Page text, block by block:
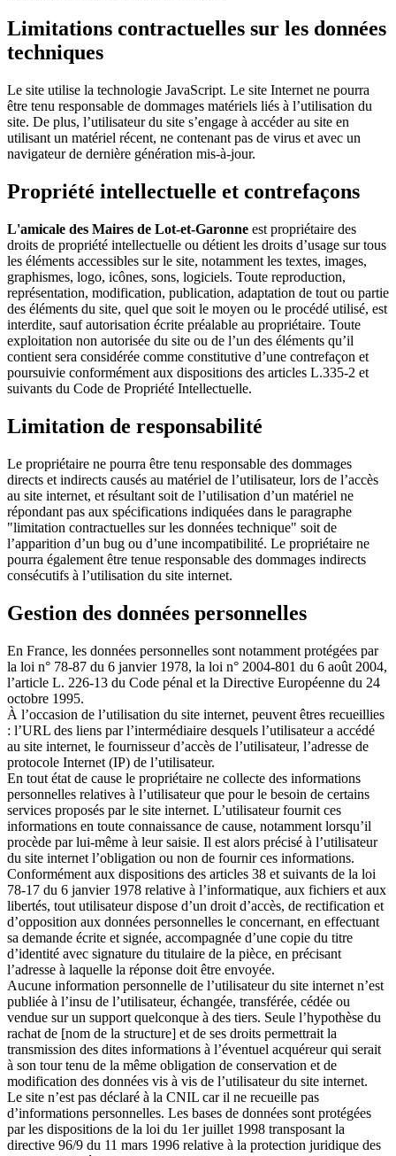
Limitations contractuelles sur les données
techniques
Le site utilise la technologie JavaScript. Le site Internet ne pourra
être tenu responsable de dommages matériels liés à l’utilisation du
site. De plus, l’utilisateur du site s’engage à accéder au site en
utilisant un matériel récent, ne contenant pas de virus et avec un
navigateur de dernière génération mis-à-jour.
Propriété intellectuelle et contrefaçons
L'amicale des Maires de Lot-et-Garonne est propriétaire des
droits de propriété intellectuelle ou détient les droits d’usage sur tous
les éléments accessibles sur le site, notamment les textes, images,
graphismes, logo, icônes, sons, logiciels. Toute reproduction,
représentation, modification, publication, adaptation de tout ou partie
des éléments du site, quel que soit le moyen ou le procédé utilisé, est
interdite, sauf autorisation écrite préalable au propriétaire. Toute
exploitation non autorisée du site ou de l’un des éléments qu’il
contient sera considérée comme constitutive d’une contrefaçon et
poursuivie conformément aux dispositions des articles L.335-2 et
suivants du Code de Propriété Intellectuelle.
Limitation de responsabilité
Le propriétaire ne pourra être tenu responsable des dommages
directs et indirects causés au matériel de l’utilisateur, lors de l’accès
au site internet, et résultant soit de l’utilisation d’un matériel ne
répondant pas aux spécifications indiquées dans le paragraphe
"limitation contractuelles sur les données technique" soit de
l’apparition d’un bug ou d’une incompatibilité. Le propriétaire ne
pourra également être tenue responsable des dommages indirects
consécutifs à l’utilisation du site internet.
Gestion des données personnelles
En France, les données personnelles sont notamment protégées par
la loi n° 78-87 du 6 janvier 1978, la loi n° 2004-801 du 6 août 2004,
l’article L. 226-13 du Code pénal et la Directive Européenne du 24
octobre 1995.
À l’occasion de l’utilisation du site internet, peuvent êtres recueillies
: l’URL des liens par l’intermédiaire desquels l’utilisateur a accédé
au site internet, le fournisseur d’accès de l’utilisateur, l’adresse de
protocole Internet (IP) de l’utilisateur.
En tout état de cause le propriétaire ne collecte des informations
personnelles relatives à l’utilisateur que pour le besoin de certains
services proposés par le site internet. L’utilisateur fournit ces
informations en toute connaissance de cause, notamment lorsqu’il
procède par lui-même à leur saisie. Il est alors précisé à l’utilisateur
du site internet l’obligation ou non de fournir ces informations.
Conformément aux dispositions des articles 38 et suivants de la loi
78-17 du 6 janvier 1978 relative à l’informatique, aux fichiers et aux
libertés, tout utilisateur dispose d’un droit d’accès, de rectification et
d’opposition aux données personnelles le concernant, en effectuant
sa demande écrite et signée, accompagnée d’une copie du titre
d’identité avec signature du titulaire de la pièce, en précisant
l’adresse à laquelle la réponse doit être envoyée.
Aucune information personnelle de l’utilisateur du site internet n’est
publiée à l’insu de l’utilisateur, échangée, transférée, cédée ou
vendue sur un support quelconque à des tiers. Seule l’hypothèse du
rachat de [nom de la structure] et de ses droits permettrait la
transmission des dites informations à l’éventuel acquéreur qui serait
à son tour tenu de la même obligation de conservation et de
modification des données vis à vis de l’utilisateur du site internet.
Le site n’est pas déclaré à la CNIL car il ne recueille pas
d’informations personnelles. Les bases de données sont protégées
par les dispositions de la loi du 1er juillet 1998 transposant la
directive 96/9 du 11 mars 1996 relative à la protection juridique des